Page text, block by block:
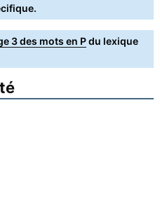
3 des mots en Pdu lexique